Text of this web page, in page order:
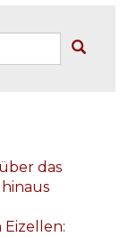
das
Eizellen: